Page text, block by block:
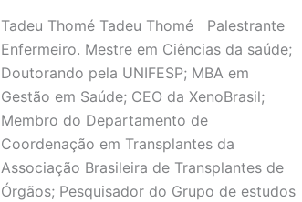
Tadeu Thomé Tadeu Thomé Palestrante
Enfermeiro. Mestre em Ciências da saúde;
Doutorando pela UNIFESP; MBA em
Gestão em Saúde; CEO da XenoBrasil;
Membro do Departamento de
Coordenação em Transplantes da
Associação Brasileira de Transplantes de
Órgãos; Pesquisador do Grupo de estudos